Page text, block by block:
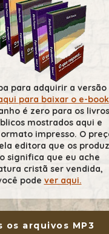
para adquirir a versão
para baixar o e-book
é zero para os livros
mostrados aqui e
impresso. O
editora que os
significa que eu ache
cristã ser vendida,
pode ver aqui.
os arquivos MP3